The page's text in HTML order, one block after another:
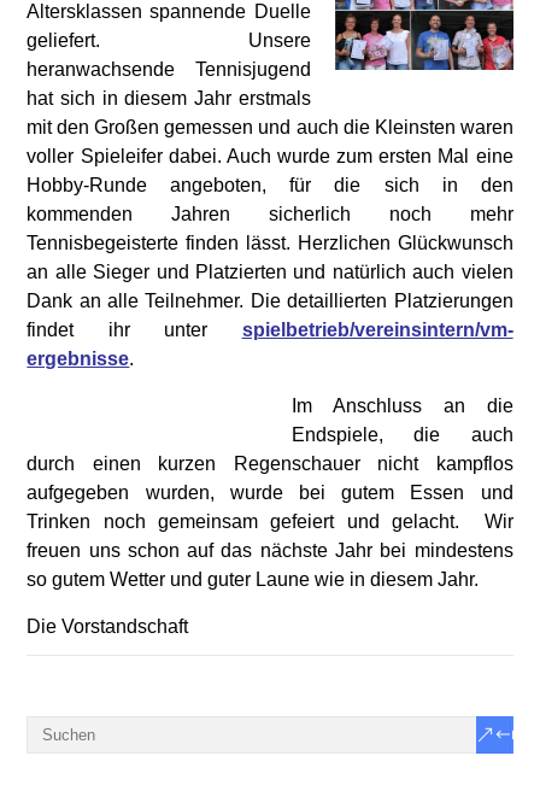
Altersklassen spannende Duelle
geliefert. Unsere
heranwachsende Tennisjugend
hat sich in diesem Jahr erstmals
mit den Großen gemessen und auch die Kleinsten waren
voller Spieleifer dabei. Auch wurde zum ersten Mal eine
Hobby-Runde angeboten, für die sich in den
kommenden Jahren sicherlich noch mehr
Tennisbegeisterte finden lässt. Herzlichen Glückwunsch
an alle Sieger und Platzierten und natürlich auch vielen
Dank an alle Teilnehmer. Die detaillierten Platzierungen
findet ihr unter spielbetrieb/vereinsintern/vm-
ergebnisse.
Im Anschluss an die
Endspiele, die auch
durch einen kurzen Regenschauer nicht kampflos
aufgegeben wurden, wurde bei gutem Essen und
Trinken noch gemeinsam gefeiert und gelacht. Wir
freuen uns schon auf das nächste Jahr bei mindestens
so gutem Wetter und guter Laune wie in diesem Jahr.
Die Vorstandschaft